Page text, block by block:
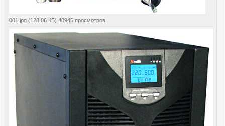
001.jpg (128.06 КБ) 40945 просмотров